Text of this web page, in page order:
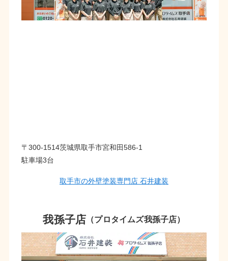
〒300-1514茨城県取手市宮和田586-1
駐車場3台
取手市の外壁塗装専門店 石井建装
我孫子店 （プロタイムズ我孫子店）